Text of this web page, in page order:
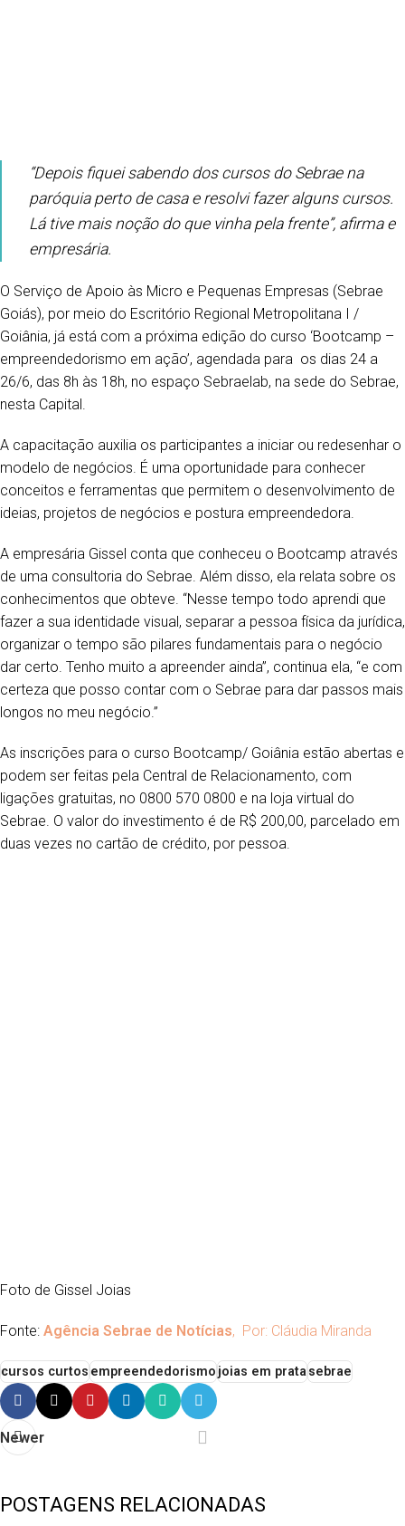
“Depois fiquei sabendo dos cursos do Sebrae na
paróquia perto de casa e resolvi fazer alguns cursos.
Lá tive mais noção do que vinha pela frente”, afirma e
empresária.
O Serviço de Apoio às Micro e Pequenas Empresas (Sebrae
Goiás), por meio do Escritório Regional Metropolitana I /
Goiânia, já está com a próxima edição do curso ‘Bootcamp –
empreendedorismo em ação’, agendada para os dias 24 a
26/6, das 8h às 18h, no espaço Sebraelab, na sede do Sebrae,
nesta Capital.
A capacitação auxilia os participantes a iniciar ou redesenhar o
modelo de negócios. É uma oportunidade para conhecer
conceitos e ferramentas que permitem o desenvolvimento de
ideias, projetos de negócios e postura empreendedora.
A empresária Gissel conta que conheceu o Bootcamp através
de uma consultoria do Sebrae. Além disso, ela relata sobre os
conhecimentos que obteve. “Nesse tempo todo aprendi que
fazer a sua identidade visual, separar a pessoa física da jurídica,
organizar o tempo são pilares fundamentais para o negócio
dar certo. Tenho muito a apreender ainda”, continua ela, “e com
certeza que posso contar com o Sebrae para dar passos mais
longos no meu negócio.”
As inscrições para o curso Bootcamp/ Goiânia estão abertas e
podem ser feitas pela Central de Relacionamento, com
ligações gratuitas, no 0800 570 0800 e na loja virtual do
Sebrae. O valor do investimento é de R$ 200,00, parcelado em
duas vezes no cartão de crédito, por pessoa.
Foto de Gissel Joias
Fonte: Agência Sebrae de Notícias, Por: Cláudia Miranda
cursos curtosempreendedorismojoias em pratasebrae
Newer
POSTAGENS RELACIONADAS